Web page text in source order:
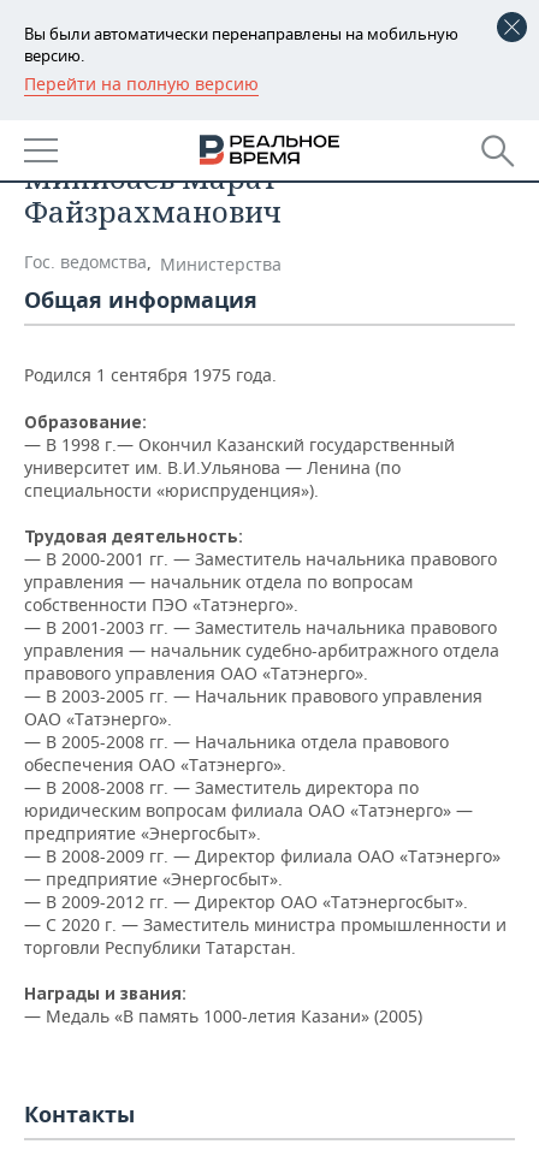
Вы были автоматически перенаправлены на мобильную
версию.
Перейти на полную версию
РЕГИОНЫ
БАШКОРТОСТАН
ТАТАРСТАН
УДМУРТИЯ
НОВОСТИ
АНАЛИТИКА
НОВОСТИ АНАЛИТИКИ
ДЕКЛАРАЦИИ О ДОХОДАХ
КОРОЛИ ГОСЗАКАЗА ПФО
ВУЗЫ ТАТАРСТАНА
КОМУ ПРИНАДЛЕЖАТ
ТОРГОВЫЕ ЦЕНТРЫ
ЭКОНОМИКА
НОВОСТИ ЭКОНОМИКИ
БАНКИ
БЮДЖЕТ
ИНВЕСТИЦИИ
ПРОМЫШЛЕННОСТЬ
ПРОМЫШЛЕННОСТИ
АГРОПРОМ
МАШИНОСТРОЕНИЕ
НЕФТЕХИМИЯ
НЕФТЬ
ОПК
ЭНЕРГЕТИКА
НЕДВИЖИМОСТЬ
НОВОСТИ НЕДВИЖИМОСТИ
АВТО
НОВОСТИ АВТО
БИЗНЕС
НОВОСТИ БИЗНЕСА
РОЗНИЧНАЯ ТОРГОВЛЯ
ТРАНСПОРТ
УСЛУГИ
ТЕХНОЛОГИИ
НОВОСТИ ТЕХНОЛОГИЙ
IT
МЕДИА
ТЕЛЕКОММУНИКАЦИИ
МЕРОПРИЯТИЯ
НОВОСТИ МЕРОПРИЯТИЙ
ВЫЕЗДНАЯ РЕДАКЦИЯ
БИЗНЕС-БРАНЧИ
ONLINE-КОНФЕРЕНЦИИ
ОТКРЫТАЯ ЛЕКЦИЯ
СПОРТ
НОВОСТИ СПОРТА
ФУТБОЛ
ХОККЕЙ
БАСКЕТБОЛ
ВОЛЕЙБОЛ
ФИГУРНОЕ КАТАНИЕ
ХОККЕЙ С МЯЧОМ
ОБЩЕСТВО
НОВОСТИ ОБЩЕСТВА
ВЛАСТЬ
ИНФРАСТРУКТУРА
ИСТОРИЯ
МЕДИЦИНА
ПРОИСШЕСТВИЯ
ФОТОГАЛЕРЕЯ
СЮЖЕТЫ
СПРАВОЧНИК
СПИСОК ПЕРСОН
ПОЛНАЯ ВЕРСИЯ
Минибаев Марат
Файзрахманович
Гос. ведомства, Министерства
Общая информация
Родился 1 сентября 1975 года.
Образование:
— В 1998 г.— Окончил Казанский государственный
университет им. В.И.Ульянова — Ленина (по
специальности «юриспруденция»).
Трудовая деятельность:
— В 2000-2001 гг. — Заместитель начальника правового
управления — начальник отдела по вопросам
собственности ПЭО «Татэнерго».
— В 2001-2003 гг. — Заместитель начальника правового
управления — начальник судебно-арбитражного отдела
правового управления ОАО «Татэнерго».
— В 2003-2005 гг. — Начальник правового управления
ОАО «Татэнерго».
— В 2005-2008 гг. — Начальника отдела правового
обеспечения ОАО «Татэнерго».
— В 2008-2008 гг. — Заместитель директора по
юридическим вопросам филиала ОАО «Татэнерго» —
предприятие «Энергосбыт».
— В 2008-2009 гг. — Директор филиала ОАО «Татэнерго»
— предприятие «Энергосбыт».
— В 2009-2012 гг. — Директор ОАО «Татэнергосбыт».
— С 2020 г. — Заместитель министра промышленности и
торговли Республики Татарстан.
Награды и звания:
— Медаль «В память 1000-летия Казани» (2005)
Контакты